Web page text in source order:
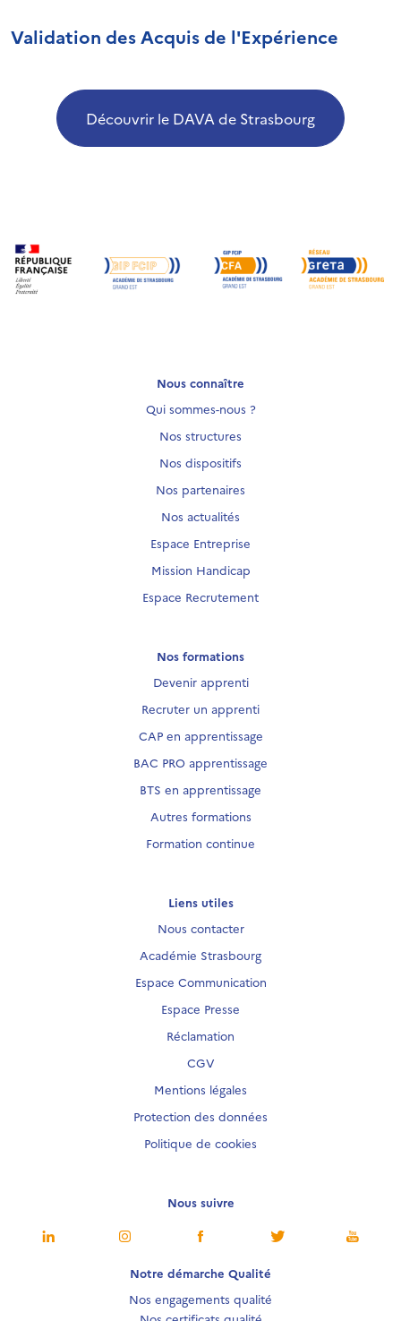
Validation des Acquis de l'Expérience
Découvrir le DAVA de Strasbourg
Nous connaître
Qui sommes-nous ?
Nos structures
Nos dispositifs
Nos partenaires
Nos actualités
Espace Entreprise
Mission Handicap
Espace Recrutement
Nos formations
Devenir apprenti
Recruter un apprenti
CAP en apprentissage
BAC PRO apprentissage
BTS en apprentissage
Autres formations
Formation continue
Liens utiles
Nous contacter
Académie Strasbourg
Espace Communication
Espace Presse
Réclamation
CGV
Mentions légales
Protection des données
Politique de cookies
Nous suivre
Notre démarche Qualité
Nos engagements qualité